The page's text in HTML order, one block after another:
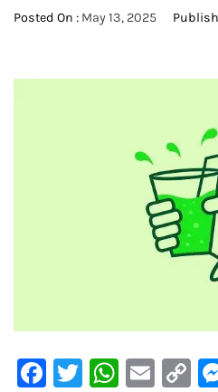
Posted On : May 13, 2025
Facebook
Twitter